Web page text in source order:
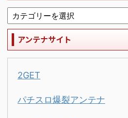
アンテナサイト
2GET
パチスロ爆裂アンテナ